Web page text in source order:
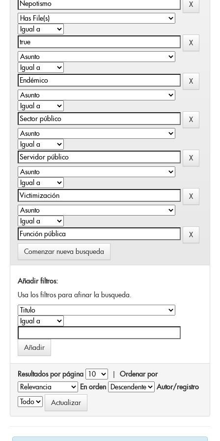
Comenzar nueva busqueda
Añadir filtros:
Usa los filtros para afinar la busqueda.
Resultados por página | Ordenar por
En orden
Autor/registro